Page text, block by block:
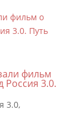
фильм
Россия 3.0.
3.0,